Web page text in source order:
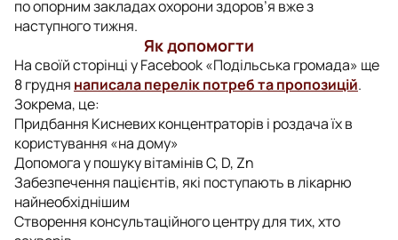
по опорним закладах охорони здоров’я вже з
наступного тижня.
Як допомогти
На своїй сторінці у Facebook «Подільська громада» ще
8 грудня написала перелік потреб та пропозицій.
Зокрема, це:
Придбання Кисневих концентраторів і роздача їх в
користування «на дому»
Допомога у пошуку вітамінів С, D, Zn
Забезпечення пацієнтів, які поступають в лікарню
найнеобхіднішим
Створення консультаційного центру для тих, хто